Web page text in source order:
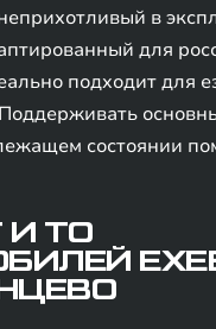
в
для
подходит для
состоянии
И ТО